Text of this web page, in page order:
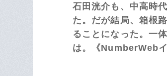
石田洸介も、中高時
た。だが結局、箱根
ることになった。一
は。《NumberWeb